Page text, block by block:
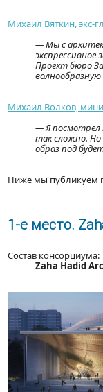
Михаил Вяткин, экс-
— Мы с
Проект бюро
Михаил Волков,
— Я посмотрел
так сложно.
образ под
Ниже мы публикуем
1-е место.
Состав консорциума:
Zaha Hadid